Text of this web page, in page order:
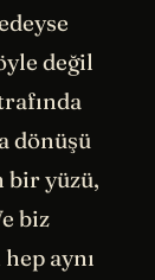
değil
dönüşü
bir yüzü,
biz
aynı